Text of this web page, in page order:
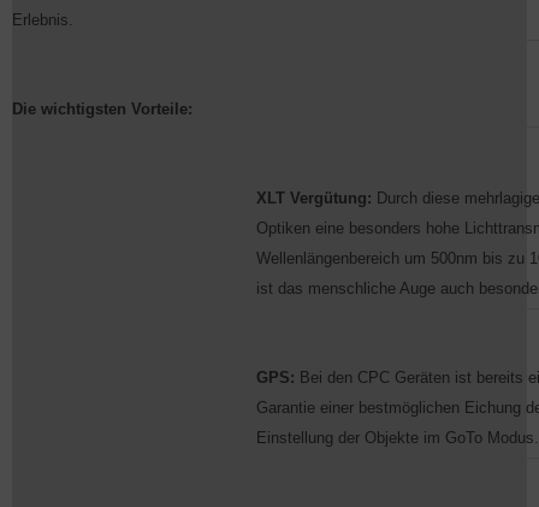
Erlebnis.
Die wichtigsten Vorteile:
XLT Vergütung: Durch diese
Optiken eine besonders hohe
Wellenlängenbereich um 500nm bis zu
ist das menschliche Auge auch
GPS: Bei den CPC Geräten ist bereits
Garantie einer bestmöglichen Eichung
Einstellung der Objekte im GoTo Modus.